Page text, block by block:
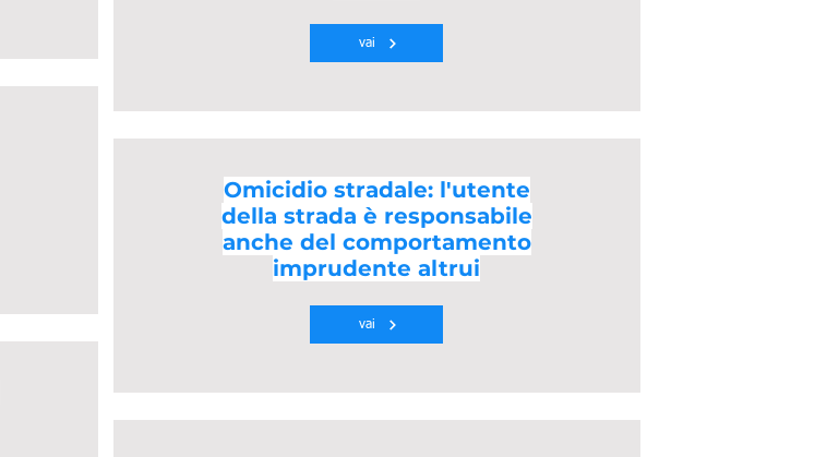
vai
Omicidio stradale: l'utente
della strada è responsabile
anche del comportamento
imprudente altrui
vai